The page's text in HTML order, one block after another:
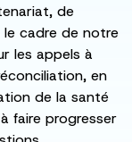
de
cadre de notre
les appels à
en
de la santé
faire progresser